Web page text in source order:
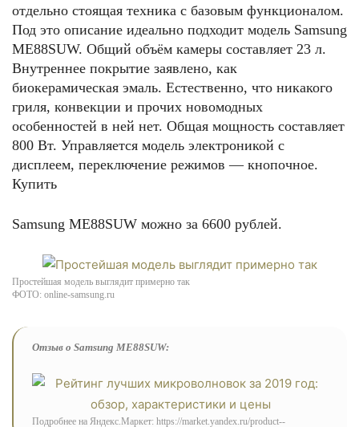
отдельно стоящая техника с базовым функционалом.
Под это описание идеально подходит модель Samsung
ME88SUW. Общий объём камеры составляет 23 л.
Внутреннее покрытие заявлено, как
биокерамическая эмаль. Естественно, что никакого
гриля, конвекции и прочих новомодных
особенностей в ней нет. Общая мощность составляет
800 Вт. Управляется модель электроникой с
дисплеем, переключение режимов — кнопочное.
Купить
Samsung ME88SUW можно за 6600 рублей.
Простейшая модель выглядит примерно так
ФОТО: online-samsung.ru
Отзыв о Samsung ME88SUW:
Подробнее на Яндекс.Маркет: https://market.yandex.ru/product--